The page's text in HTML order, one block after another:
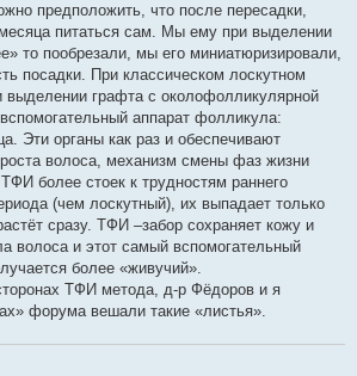
предположить, что после пересадки,
питаться сам. Мы ему при выделении
то пообрезали, мы его миниатюризировали,
посадки. При классическом лоскутном
выделении графта с околофолликулярной
аппарат фолликула:
Эти органы как раз и обеспечивают
волоса, механизм смены фаз жизни
более стоек к трудностям раннего
(чем лоскутный), их выпадает только
сразу. ТФИ –забор сохраняет кожу и
волоса и этот самый вспомогательный
более «живучий».
ТФИ метода, д-р Фёдоров и я
форума вешали такие «листья».